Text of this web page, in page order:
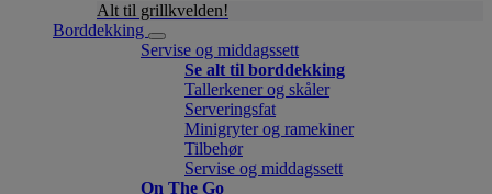
Alt til grillkvelden!
Borddekking
Servise og middagssett
Se alt til borddekking
Tallerkener og skåler
Serveringsfat
Minigryter og ramekiner
Tilbehør
Servise og middagssett
On The Go